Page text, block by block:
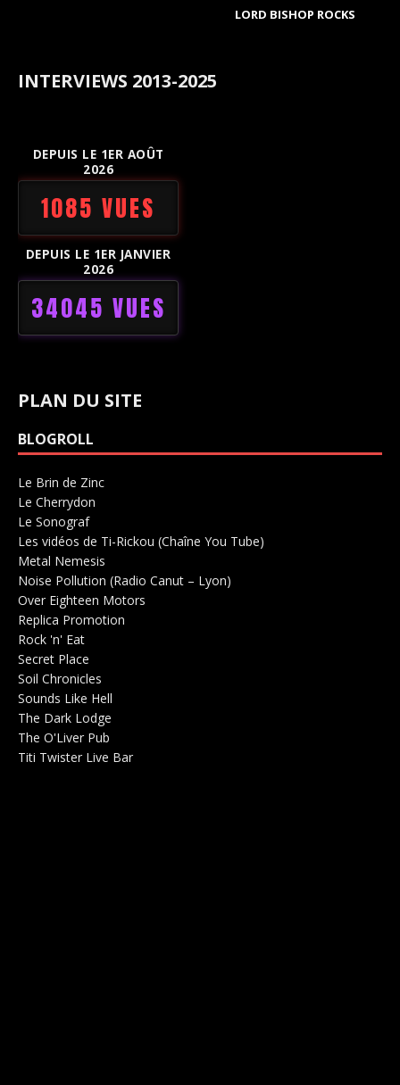
LORD BISHOP ROCKS
INTERVIEWS 2013-2025
DEPUIS LE 1ER AOÛT
2026
1085 VUES
DEPUIS LE 1ER JANVIER
2026
34045 VUES
PLAN DU SITE
BLOGROLL
Le Brin de Zinc
Le Cherrydon
Le SonografSalle de concerts 0
Les vidéos de Ti-Rickou (Chaîne You Tube)
Metal Nemesis
Noise Pollution (Radio Canut – Lyon)
Over Eighteen Motors
Replica Promotion
Rock 'n' Eat
Secret Place
Soil Chronicles
Sounds Like Hell
The Dark Lodge
The O'Liver Pub
Titi Twister Live Bar